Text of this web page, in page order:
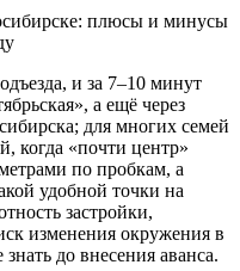
плюсы и минусы
и за 7–10 минут
а ещё через
для многих семей
когда «почти центр»
по пробкам, а
удобной точки на
застройки,
изменения окружения в
до внесения аванса.